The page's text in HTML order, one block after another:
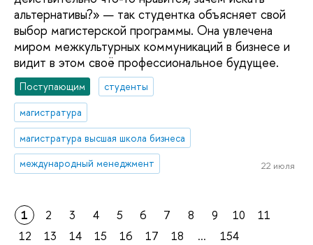
альтернативы?» — так студентка объясняет свой
выбор магистерской программы. Она увлечена
миром межкультурных коммуникаций в бизнесе и
видит в этом своё профессиональное будущее.
Поступающим
студенты
магистратура
магистратура высшая школа бизнеса
международный менеджмент
22 июля
1 2 3 4 5 6 7 8 9 10
11
12
13 14 15 16 17 18 ... 154